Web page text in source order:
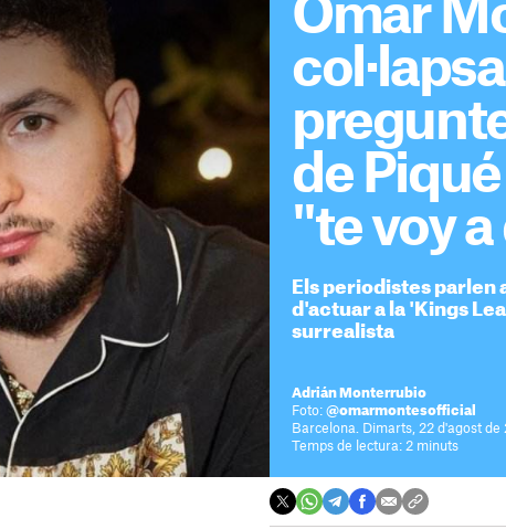
Omar
de
"te voy
Els periodistes parlen
d'actuar a la 'Kings
surrealista
Adrián Monterrubio
Foto: @omarmontesofficial
Barcelona. Dimarts, 22 d'agost de
Temps de lectura: 2 minuts